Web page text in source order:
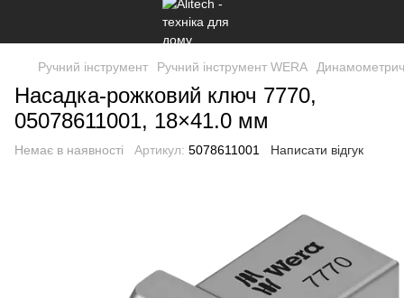
Ручний інструмент Ручний інструмент WERA
Насадка-рожковий ключ 7770,
05078611001, 18×41.0 мм
Немає в наявності Артикул: 5078611001 Написати відгук